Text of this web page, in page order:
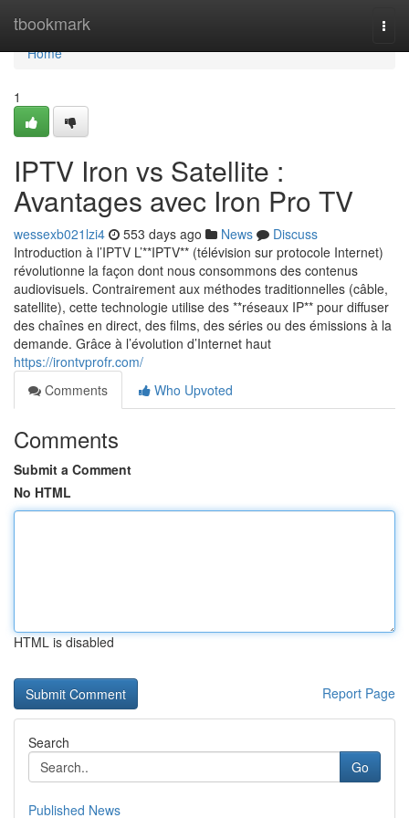
tbookmark
Home
Home
1
IPTV Iron vs Satellite :
Avantages avec Iron Pro TV
wessexb021lzi4 553 days ago News
Discuss
Introduction à l’IPTV L’**IPTV** (télévision sur protocole Internet)
révolutionne la façon dont nous consommons des contenus
audiovisuels. Contrairement aux méthodes traditionnelles (câble,
satellite), cette technologie utilise des **réseaux IP** pour diffuser
des chaînes en direct, des films, des séries ou des émissions à la
demande. Grâce à l’évolution d’Internet haut
https://irontvprofr.com/
Comments
Who Upvoted
Comments
Submit a Comment
No HTML
HTML is disabled
Report Page
Search
Go
Published News